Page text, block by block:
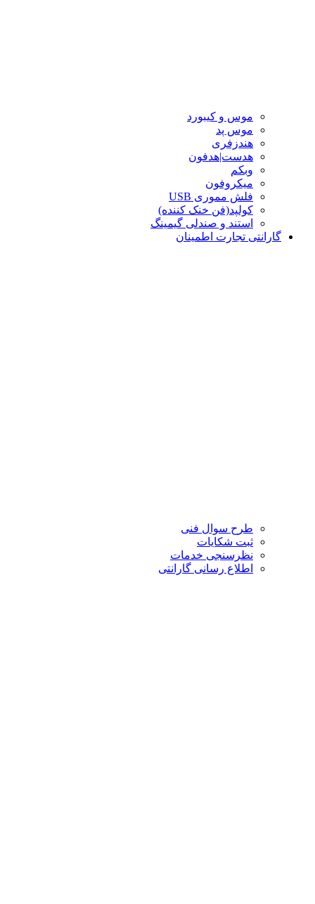
موس و کیبورد
موس پد
هندزفری
هدست|هدفون
وبکم
میکروفون
فلش مموری USB
کولپد(فن خنک کننده)
استند و صندلی گیمینگ
گارانتی تجارت اطمینان
طرح سوال فنی
ثبت شکایات
نظرسنجی خدمات
اطلاع رسانی گارانتی